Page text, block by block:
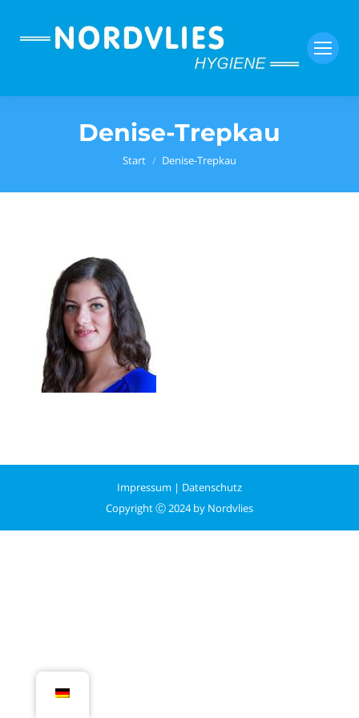
Denise-Trepkau
Sie befinden sich hier:
Start Denise-Trepkau
Impressum | Datenschutz
Copyright Ⓒ 2024 by Nordvlies